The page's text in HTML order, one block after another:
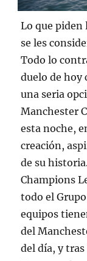
Lo que piden
se les
Todo lo
duelo de hoy
una seria
Manchester
esta noche,
creación,
de su
Champions
todo el
equipos
del
del día, y